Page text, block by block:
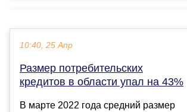
10:40, 25 Апр
Размер потребительских
кредитов в области упал на 43%
В марте 2022 года средний размер